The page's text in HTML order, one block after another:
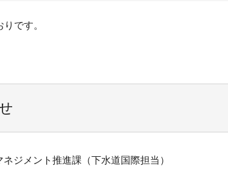
です。
ジメント推進課（下水道国際担当）